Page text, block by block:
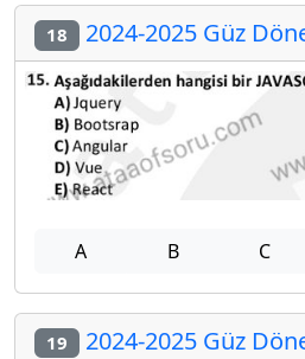
18 2024-2025 Güz
A B C
19 2024-2025 Güz